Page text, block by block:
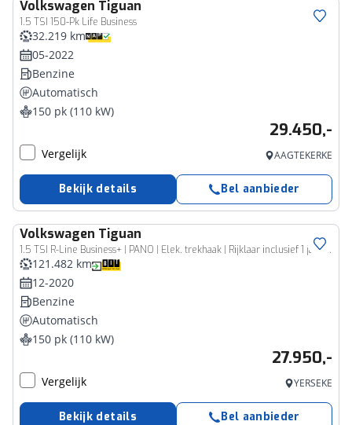
Volkswagen Tiguan
1.5 TSI 150-Pk Life Business
32.219 km
05-2022
Benzine
Automatisch
150 pk (110 kW)
29.450,-
Vergelijk AAGTEKERKE
Bekijk details Bel aanbieder
Volkswagen Tiguan
1.5 TSI R-Line Business+ | PANO | Elek. trekhaak | Rijklaar inclusief 1 jaar BOVAG garantie!
121.482 km
12-2020
Benzine
Automatisch
150 pk (110 kW)
27.950,-
Vergelijk YERSEKE
Bekijk details Bel aanbieder